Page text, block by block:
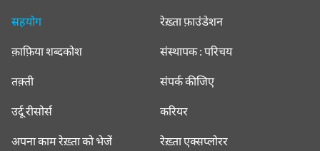
सहयोग
क़ाफ़िया शब्दकोश
तक़्ती
उर्दू रीसोर्स
अपना काम रेख़्ता को भेजें
रेख़्ता फ़ाउंडेशन
संस्थापक : परिचय
संपर्क कीजिए
करियर
रेख़्ता एक्सप्लोरर